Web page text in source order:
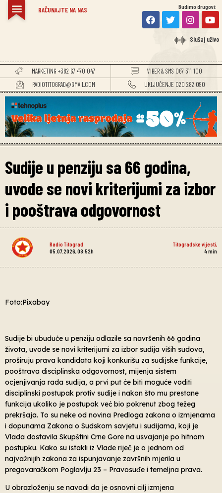
RAČUNAJTE NA NAS Budimo drugovi:
Slušaj uživo
MARKETING +382 67 470 047
VIBER & SMS 067 311 100
RADIOTITOGRAD@GMAIL.COM
UKLJUČENJE 020 282 090
Sudije u penziju sa 66 godina,
uvode se novi kriterijumi za izbor
i pooštrava odgovornost
Radio Titograd Titogradske vijesti
05.07.2026, 08:52h
4min
Foto:Pixabay
Sudije bi ubuduće u penziju odlazile sa navršenih 66 godina
života, uvode se novi kriterijumi za izbor sudija viših sudova,
proširuju prava kandidata koji konkurišu za sudijske funkcije,
pooštrava disciplinska odgovornost, mijenja sistem
ocjenjivanja rada sudija, a prvi put će biti moguće voditi
disciplinski postupak protiv sudije i nakon što mu prestane
funkcija ukoliko je postupak već bio pokrenut zbog težeg
prekršaja. To su neke od novina Predloga zakona o izmjenama
i dopunama Zakona o Sudskom savjetu i sudijama, koji je
Vlada dostavila Skupštini Crne Gore na usvajanje po hitnom
postupku. Kako su istakli iz Vlade riječ je o jednom od
najvažnijih zakona za ispunjavanje završnih mjerila u
pregovaračkom Poglavlju 23 – Pravosuđe i temeljna prava.
U obrazloženju se navodi da je osnovni cilj izmjena